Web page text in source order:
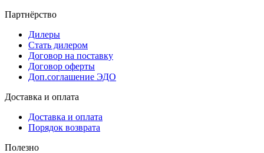
Партнёрство
Дилеры
Стать дилером
Договор на поставку
Договор оферты
Доп.соглашение ЭДО
Доставка и оплата
Доставка и оплата
Порядок возврата
Полезно